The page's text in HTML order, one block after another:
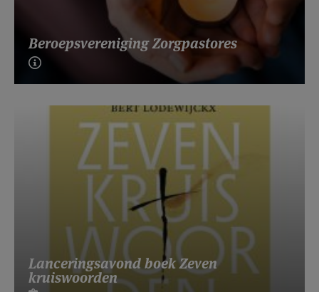
Beroepsvereniging Zorgpastores
Lanceringsavond boek Zeven
kruiswoorden